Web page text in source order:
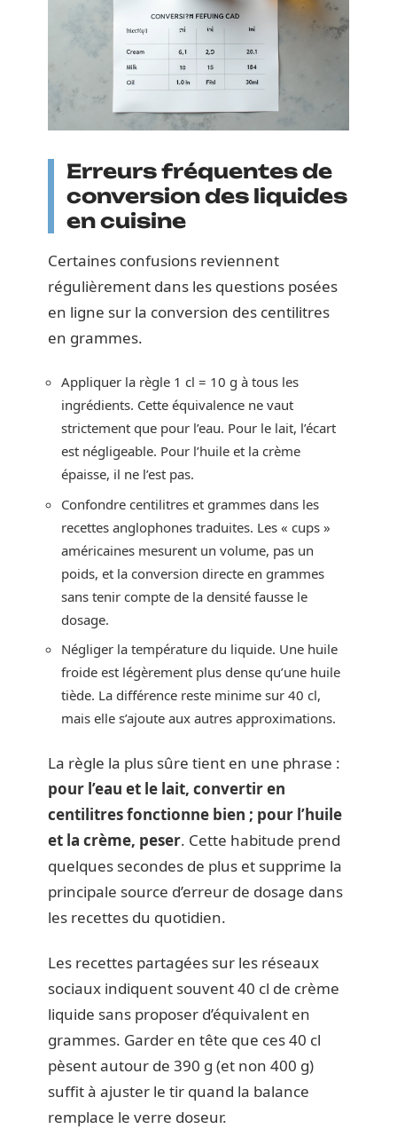
Erreurs fréquentes de
conversion des liquides
en cuisine
Certaines confusions reviennent
régulièrement dans les questions posées
en ligne sur la conversion des centilitres
en grammes.
Appliquer la règle 1 cl = 10 g à tous les
ingrédients. Cette équivalence ne vaut
strictement que pour l’eau. Pour le lait, l’écart
est négligeable. Pour l’huile et la crème
épaisse, il ne l’est pas.
Confondre centilitres et grammes dans les
recettes anglophones traduites. Les « cups »
américaines mesurent un volume, pas un
poids, et la conversion directe en grammes
sans tenir compte de la densité fausse le
dosage.
Négliger la température du liquide. Une huile
froide est légèrement plus dense qu’une huile
tiède. La différence reste minime sur 40 cl,
mais elle s’ajoute aux autres approximations.
La règle la plus sûre tient en une phrase :
pour l’eau et le lait, convertir en
centilitres fonctionne bien ; pour l’huile
et la crème, peser. Cette habitude prend
quelques secondes de plus et supprime la
principale source d’erreur de dosage dans
les recettes du quotidien.
Les recettes partagées sur les réseaux
sociaux indiquent souvent 40 cl de crème
liquide sans proposer d’équivalent en
grammes. Garder en tête que ces 40 cl
pèsent autour de 390 g (et non 400 g)
suffit à ajuster le tir quand la balance
remplace le verre doseur.